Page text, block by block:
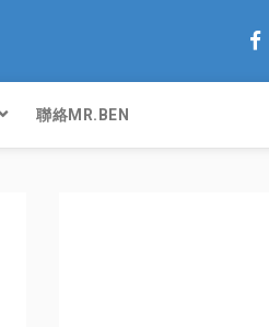
聯絡MR.BEN